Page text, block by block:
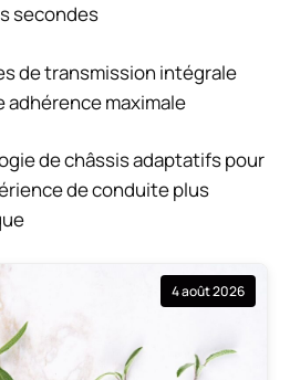
secondes
de transmission intégrale
adhérence maximale
de châssis adaptatifs pour
de conduite plus
4 août 2026